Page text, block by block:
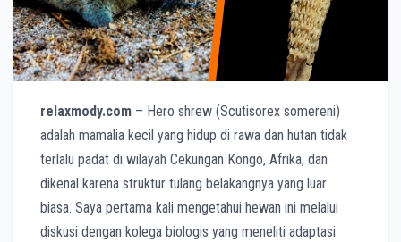
relaxmody.com – Hero shrew (Scutisorex somereni)
adalah mamalia kecil yang hidup di rawa dan hutan tidak
terlalu padat di wilayah Cekungan Kongo, Afrika, dan
dikenal karena struktur tulang belakangnya yang luar
biasa. Saya pertama kali mengetahui hewan ini melalui
diskusi dengan kolega biologis yang meneliti adaptasi